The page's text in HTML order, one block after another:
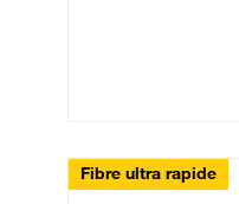
Fibre ultra rapide